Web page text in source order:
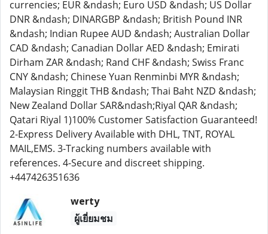
currencies; EUR &ndash; Euro USD &ndash; US Dollar
DNR &ndash; DINARGBP &ndash; British Pound INR
&ndash; Indian Rupee AUD &ndash; Australian Dollar
CAD &ndash; Canadian Dollar AED &ndash; Emirati
Dirham ZAR &ndash; Rand CHF &ndash; Swiss Franc
CNY &ndash; Chinese Yuan Renminbi MYR &ndash;
Malaysian Ringgit THB &ndash; Thai Baht NZD &ndash;
New Zealand Dollar SAR&ndash;Riyal QAR &ndash;
Qatari Riyal 1)100% Customer Satisfaction Guaranteed!
2-Express Delivery Available with DHL, TNT, ROYAL
MAIL,EMS. 3-Tracking numbers available with
references. 4-Secure and discreet shipping.
+447426351636
werty
ผู้เยี่ยมชม